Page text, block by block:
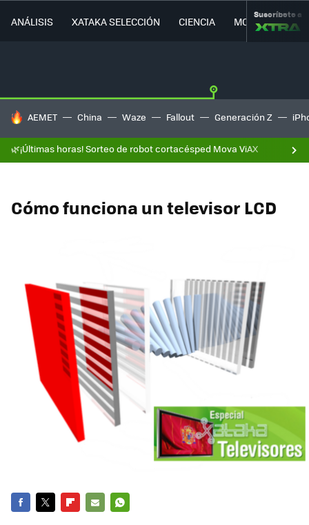
ANÁLISIS XATAKA SELECCIÓN CIENCIA MOVILIDAD
Suscríbete a
HOY SE HABLA DE
AEMET China Waze Fallout Generación Z
🌿¡Últimas horas! Sorteo de robot cortacésped Mova ViAX
Cómo funciona un televisor LCD